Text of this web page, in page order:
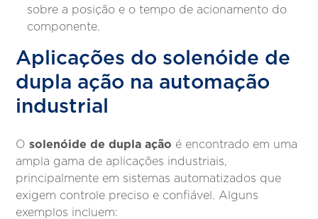
sobre a posição e o tempo de acionamento do
componente.
Aplicações do solenóide de
dupla ação na automação
industrial
Osolenóide de dupla ação é encontrado em uma
ampla gama de aplicações industriais,
principalmente em sistemas automatizados que
exigem controle preciso e confiável. Alguns
exemplos incluem: